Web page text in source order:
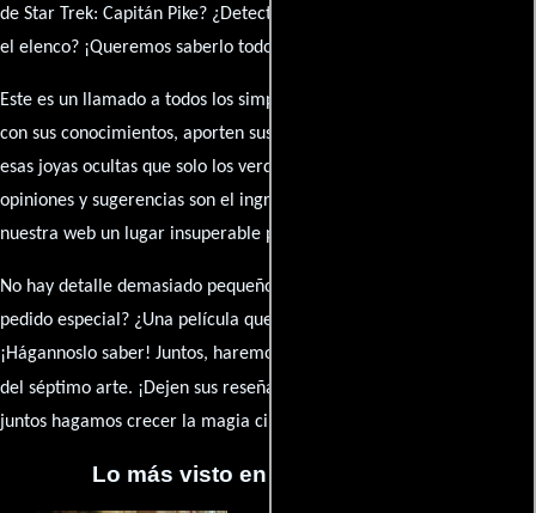
de Star Trek: Capitán Pike? ¿Detectaste algún error en la sinopsis o
el elenco? ¡Queremos saberlo todo!
Este es un llamado a todos los simpatizantes del cine: contribuyan
con sus conocimientos, aporten sus descubrimientos y compartan
esas joyas ocultas que solo los verdaderos fanáticos conocen. Sus
opiniones y sugerencias son el ingrediente secreto que hará de
nuestra web un lugar insuperable para los amantes del celuloide.
No hay detalle demasiado pequeño ni opinión insignificante. ¿Algún
pedido especial? ¿Una película que sueñas con ver reseñada?
¡Hágannoslo saber! Juntos, haremos de esta comunidad el epicentro
del séptimo arte. ¡Dejen sus reseña en la
juntos hagamos crecer la magia cinematográfica!
Lo más visto en Cineyseries.net